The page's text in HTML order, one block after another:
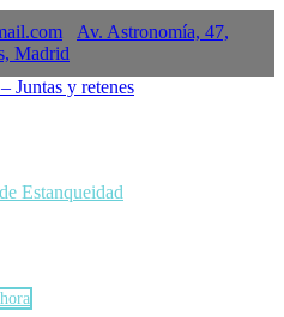
Av. Astronomía, 47,
Madrid
Estanqueidad